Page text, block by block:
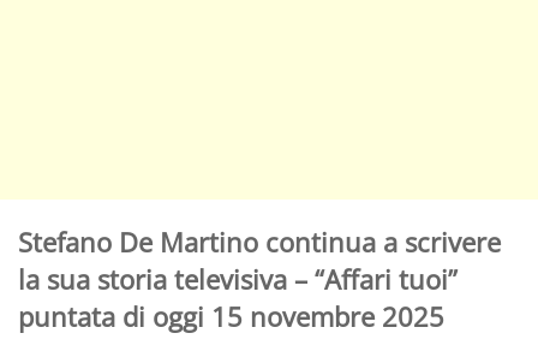
Stefano De Martino continua a scrivere
la sua storia televisiva – “Affari tuoi”
puntata di oggi 15 novembre 2025